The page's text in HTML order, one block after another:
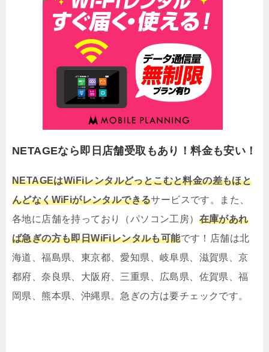
NETAGEなら即日店舗受取もあり！料金も安い！
NETAGEはWiFiレンタルどっとこむと料金の差もほと
んどなくWiFiがレンタルできるサービスです。また、
各地に店舗を持っており（パソコン工房） 在庫があれ
ば急ぎの方も即日WiFiレンタルも可能です！店舗は北
海道、福島県、東京都、愛知県、岐阜県、滋賀県、京
都府、奈良県、大阪府、三重県、広島県、佐賀県、福
岡県、熊本県、沖縄県。急ぎの方は要チェックです。